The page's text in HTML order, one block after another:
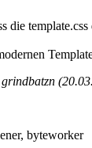
die
, byteworker